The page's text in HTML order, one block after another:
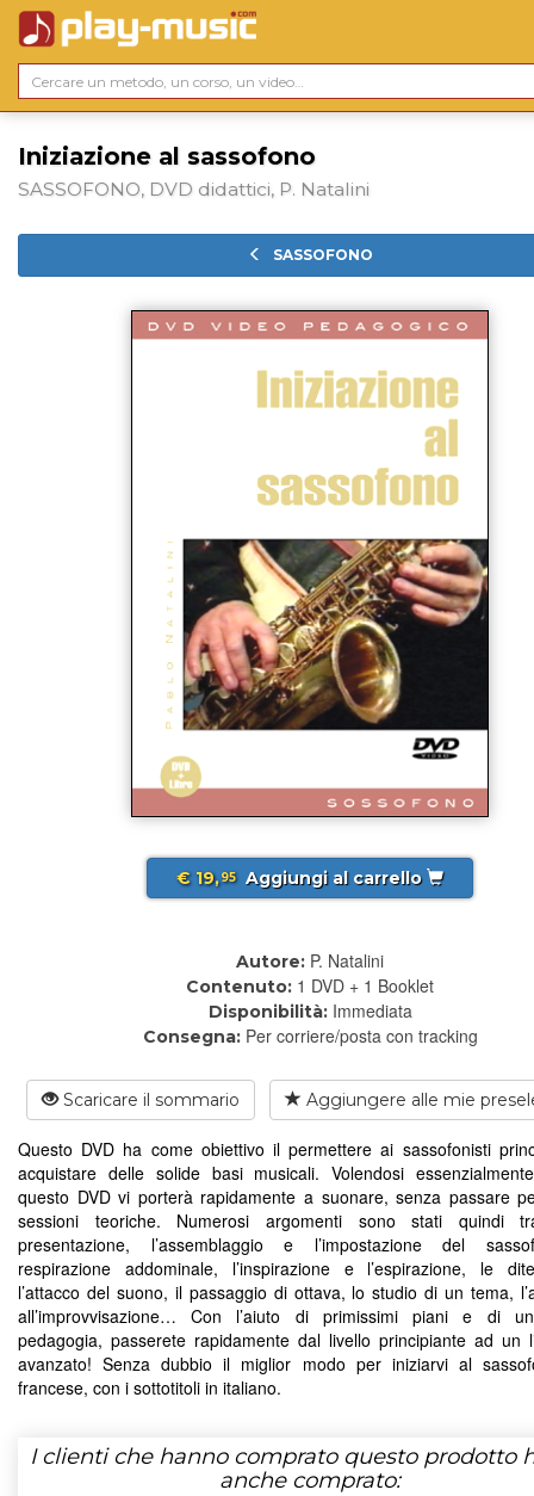
Iniziazione al sassofono
SASSOFONO, DVD didattici, P. Natalini
SASSOFONO
€ 19,95 Aggiungi al carrello
Autore: P. Natalini
Contenuto: 1 DVD + 1 Booklet
Disponibilità: Immediata
Consegna: Per corriere/posta con tracking
Scaricare il sommario Aggiungere alle mie
Questo DVD ha come obiettivo il permettere ai sassofonisti
acquistare delle solide basi musicali. Volendosi
questo DVD vi porterà rapidamente a suonare, senza passare
sessioni teoriche. Numerosi argomenti sono stati quindi
presentazione, l’assemblaggio e l’impostazione del
respirazione addominale, l’inspirazione e l’espirazione, le
l’attacco del suono, il passaggio di ottava, lo studio di un tema,
all’improvvisazione… Con l’aiuto di primissimi piani e di
pedagogia, passerete rapidamente dal livello principiante ad un
avanzato! Senza dubbio il miglior modo per iniziarvi al
francese, con i sottotitoli in italiano.
I clienti che hanno comprato questo prodotto
anche comprato: